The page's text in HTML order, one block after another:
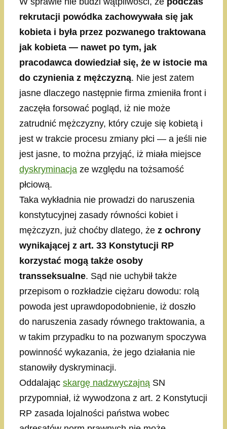
rekrutacji powódka zachowywała się jak
kobieta i była przez pozwanego traktowana
jak kobieta — nawet po tym, jak
pracodawca dowiedział się, że w istocie ma
do czynienia z mężczyzną. Nie jest zatem
jasne dlaczego następnie firma zmieniła front i
zaczęła forsować pogląd, iż nie może
zatrudnić mężczyzny, który czuje się kobietą i
jest w trakcie procesu zmiany płci — a jeśli nie
jest jasne, to można przyjąć, iż miała miejsce
dyskryminacja ze względu na tożsamość
płciową.
Taka wykładnia nie prowadzi do naruszenia
konstytucyjnej zasady równości kobiet i
mężczyzn, już choćby dlatego, że z ochrony
wynikającej z art. 33 Konstytucji RP
korzystać mogą także osoby
transseksualne. Sąd nie uchybił także
przepisom o rozkładzie ciężaru dowodu: rolą
powoda jest uprawdopodobnienie, iż doszło
do naruszenia zasady równego traktowania, a
w takim przypadku to na pozwanym spoczywa
powinność wykazania, że jego działania nie
stanowiły dyskryminacji.
Oddalając skargę nadzwyczajną SN
przypomniał, iż wywodzona z art. 2 Konstytucji
RP zasada lojalności państwa wobec